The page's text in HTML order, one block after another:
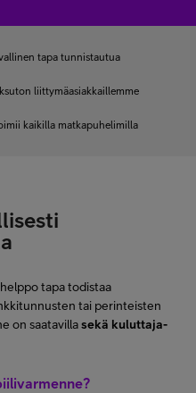
tapa tunnistautua
liittymäasiakkaillemme
kaikilla matkapuhelimilla
tapa todistaa
tai perinteisten
on saatavillasekä kuluttaja-